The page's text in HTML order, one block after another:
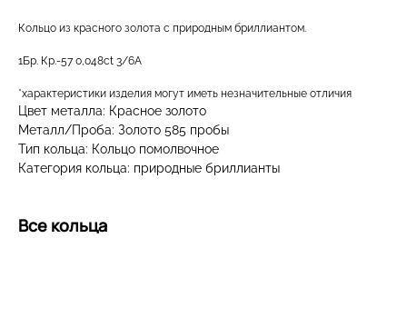
Кольцо из красного золота с природным бриллиантом.
1Бр. Кр.-57 0,048ct 3/6А
*характеристики изделия могут иметь незначительные отличия
Цвет металла: Красное золото
Металл/Проба: Золото 585 пробы
Тип кольца: Кольцо помолвочное
Категория кольца: природные бриллианты
Все кольца